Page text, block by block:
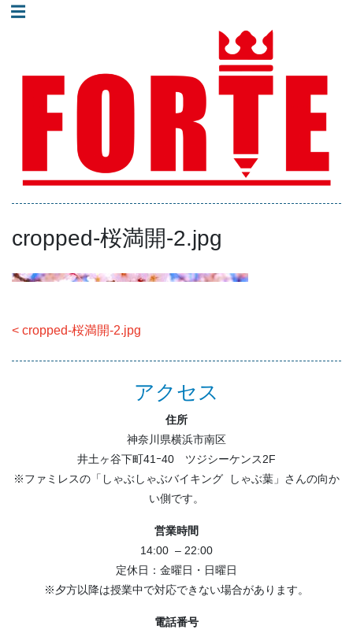
コ☰
進学塾フォルテ｜横浜
市南区井土ヶ谷・蒔
田・弘明寺地域の高校
受験専門塾｜少人数制
集団授業
進学塾フォルテ｜井土ヶ谷・蒔田・弘明寺地域で人気の少人
数制集団授業の塾！
cropped-桜満開-2.jpg
投
シ
cropped-桜満開-2.jpg
アクセス
住所
神奈川県横浜市南区
井土ヶ谷下町41ｰ40 ツジシーケンス2F
※ファミレスの「しゃぶしゃぶバイキング しゃぶ葉」さんの向か
い側です。
営業時間
14:00 – 22:00
定休日：金曜日・日曜日
※夕方以降は授業中で対応できない場合があります。
電話番号